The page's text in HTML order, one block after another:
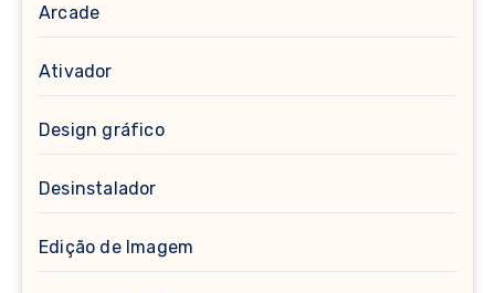
Arcade
Ativador
Design gráfico
Desinstalador
Edição de Imagem